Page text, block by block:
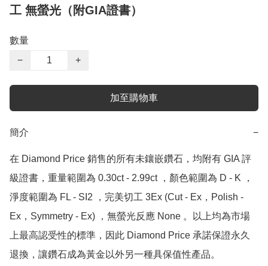
工 無螢光（附GIA證書）
數量
−
+
加至購物車
簡介 −
在 Diamond Price 銷售的所有未鑲嵌鑽石，均附有 GIA 評
級證書，重量範圍為 0.30ct - 2.99ct ，顏色範圍為 D - K ，
淨度範圍為 FL - SI2 ，完美切工 3Ex (Cut - Ex，Polish -
Ex，Symmetry - Ex) ，無螢光反應 None 。以上均為市場
上最高認受性的標準，因此 Diamond Price 承諾保證永久
退換，讓鑽石成為黃金以外另一種具保值性產品。